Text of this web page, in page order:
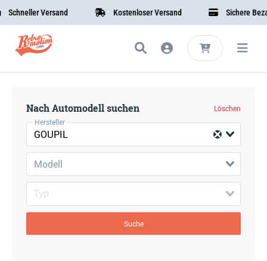
Versand Kostenloser Versand Sichere
Nach Automodell suchen
Löschen
Hersteller
GOUPIL
Modell
Suche